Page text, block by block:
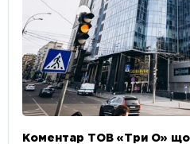
Коментар ТОВ «Три О»